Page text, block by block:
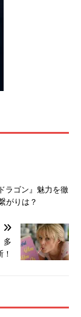
ラゴン』魅力を徹
がりは？
多